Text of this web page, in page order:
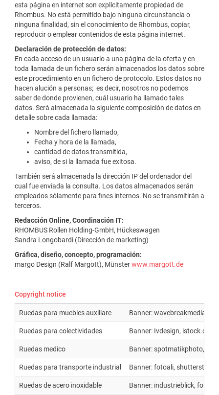
esta página en internet son explícitamente propiedad de
Rhombus. No está permitido bajo ninguna circunstancia o
ninguna finalidad, sin el conocimiento de Rhombus, copiar,
reproducir o emplear contenidos de esta página internet.
Declaración de protección de datos:
En cada acceso de un usuario a una página de la oferta y en
toda llamada de un fichero serán almacenados los datos sobre
este procedimiento en un fichero de protocolo. Estos datos no
hacen alución a personas; es decir, nosotros no podemos
saber de donde provienen, cuál usuario ha llamado tales
datos. Será almacenada la siguiente composición de datos en
detalle sobre cada llamada:
Nombre del fichero llamado,
Fecha y hora de la llamada,
cantidad de datos transmitida,
aviso, de si la llamada fue exitosa.
También será almacenada la dirección IP del ordenador del
cual fue enviada la consulta. Los datos almacenados serán
empleados sólamente para fines internos. No se transmitirán a
terceros.
Redacción Online, Coordinación IT:
RHOMBUS Rollen Holding-GmbH, Hückeswagen
Sandra Longobardi (Dirección de marketing)
Gráfica, diseño, concepto, programación:
margo Design (Ralf Margott), Münsterwww.margott.de
Copyright notice
Ruedas para muebles auxiliare Banner: wavebreakmedia,
Ruedas para colectividades Banner: Ivdesign, istock.com
Ruedas medico Banner: spotmatikphoto,
Ruedas para transporte industrial Banner: fotoali,
Ruedas de acero inoxidable Banner: industrieblick,